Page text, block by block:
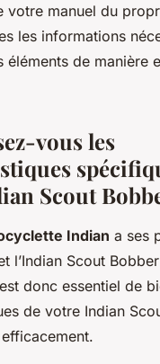
votre manuel du
les informations
éléments de manière
vous les
Scout
Indian a ses
l’Indian Scout
donc essentiel de
de votre Indian